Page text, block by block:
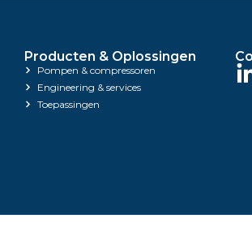
Producten & Oplossingen
Pompen & compressoren
Engineering & services
Toepassingen